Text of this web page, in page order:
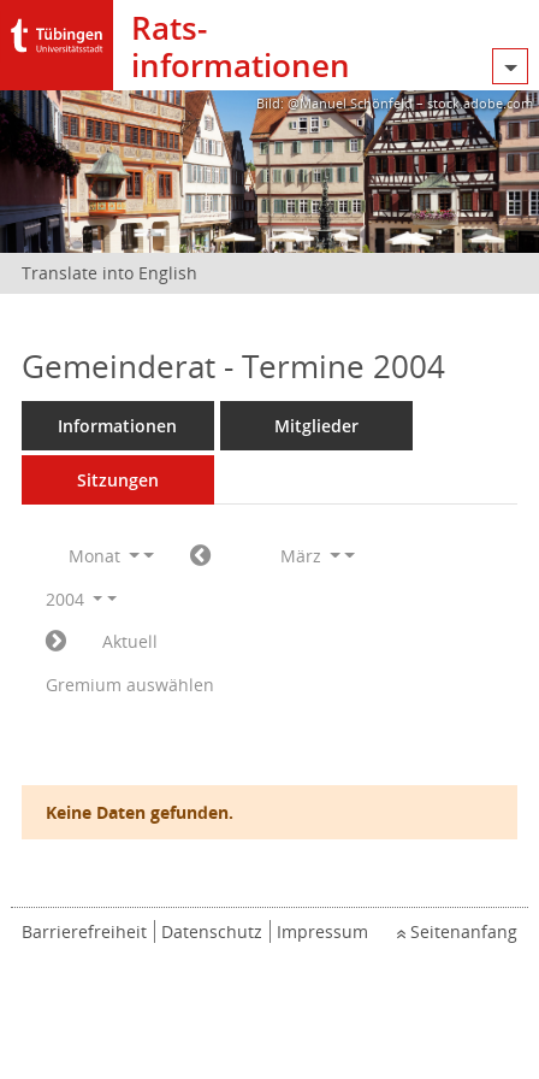
Rats­
informationen
Bild: @Manuel Schönfeld – stock.adobe.com
Translate into English
Gemeinderat - Termine 2004
Informationen Mitglieder
Sitzungen
Monat
März
2004
Aktuell
Gremium auswählen
Keine Daten gefunden.
Barrierefreiheit Datenschutz Impressum Seitenanfang